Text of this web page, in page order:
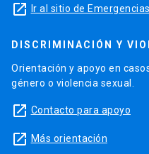
launch Ir al sitio de Emergencias
DISCRIMINACIÓN Y
Orientación y apoyo en
género o violencia sexual.
launch Contacto para apoyo
launch Más orientación